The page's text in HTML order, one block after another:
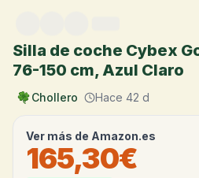
Silla de coche Cybex
76-150 cm, Azul Claro
Chollero Hace 42 d
Ver más de Amazon.es
165,30€